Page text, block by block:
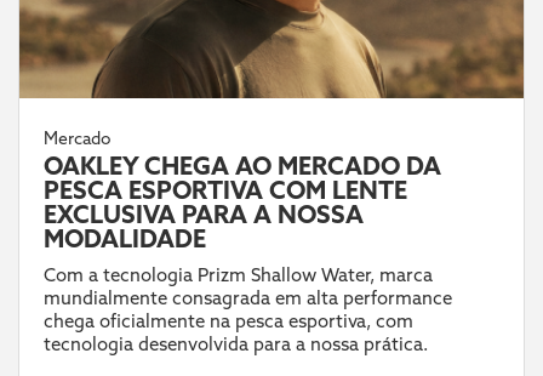
Mercado
OAKLEY CHEGA AO MERCADO DA
PESCA ESPORTIVA COM LENTE
EXCLUSIVA PARA A NOSSA
MODALIDADE
Com a tecnologia Prizm Shallow Water, marca
mundialmente consagrada em alta performance
chega oficialmente na pesca esportiva, com
tecnologia desenvolvida para a nossa prática.